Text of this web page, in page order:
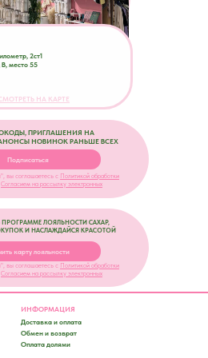
2ст1
В, место 55
ПРОГРАММЕ ЛОЯЛЬНОСТИ САХАР,
И НАСЛАЖДАЙСЯ КРАСОТОЙ
вы соглашаетесь с Политикой обработки
Согласием на рассылку электронных
карту лояльности
ПРИГЛАШЕНИЯ НА
НОВИНОК РАНЬШЕ ВСЕХ
Подписаться
вы соглашаетесь с Политикой обработки
Согласием на рассылку электронных
НА КАРТЕ
Оплата долями
Обмен и возврат
Доставка и оплата
ИНФОРМАЦИЯ